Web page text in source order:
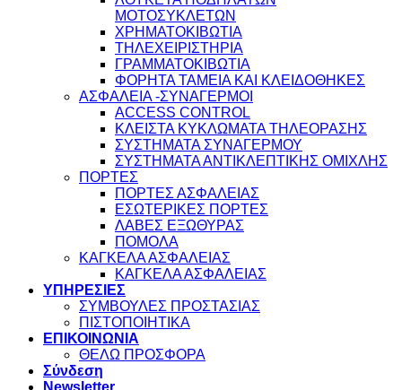
ΜΟΤΟΣΥΚΛΕΤΩΝ
ΧΡΗΜΑΤΟΚΙΒΩΤΙΑ
ΤΗΛΕΧΕΙΡΙΣΤΗΡΙΑ
ΓΡΑΜΜΑΤΟΚΙΒΩΤΙΑ
ΦΟΡΗΤΑ ΤΑΜΕΙΑ ΚΑΙ ΚΛΕΙΔΟΘΗΚΕΣ
ΑΣΦΑΛΕΙΑ -ΣΥΝΑΓΕΡΜΟΙ
ACCESS CONTROL
ΚΛΕΙΣΤΑ ΚΥΚΛΩΜΑΤΑ ΤΗΛΕΟΡΑΣΗΣ
ΣΥΣΤΗΜΑΤΑ ΣΥΝΑΓΕΡΜΟΥ
ΣΥΣΤΗΜΑΤΑ ΑΝΤΙΚΛΕΠΤΙΚΗΣ ΟΜΙΧΛΗΣ
ΠΟΡΤΕΣ
ΠΟΡΤΕΣ ΑΣΦΑΛΕΙΑΣ
ΕΣΩΤΕΡΙΚΕΣ ΠΟΡΤΕΣ
ΛΑΒΕΣ ΕΞΩΘΥΡΑΣ
ΠΟΜΟΛΑ
ΚΑΓΚΕΛΑ ΑΣΦΑΛΕΙΑΣ
ΚΑΓΚΕΛΑ ΑΣΦΑΛΕΙΑΣ
ΥΠΗΡΕΣΙΕΣ
ΣΥΜΒΟΥΛΕΣ ΠΡΟΣΤΑΣΙΑΣ
ΠΙΣΤΟΠΟΙΗΤΙΚΑ
ΕΠΙΚΟΙΝΩΝΙΑ
ΘΕΛΩ ΠΡΟΣΦΟΡΑ
Σύνδεση
Newsletter